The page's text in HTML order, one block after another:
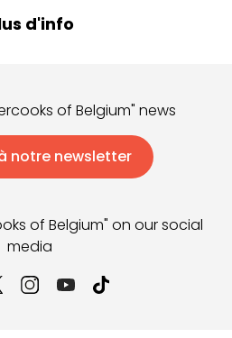
d'info
of Belgium" news
notre newsletter
of Belgium" on our social
media